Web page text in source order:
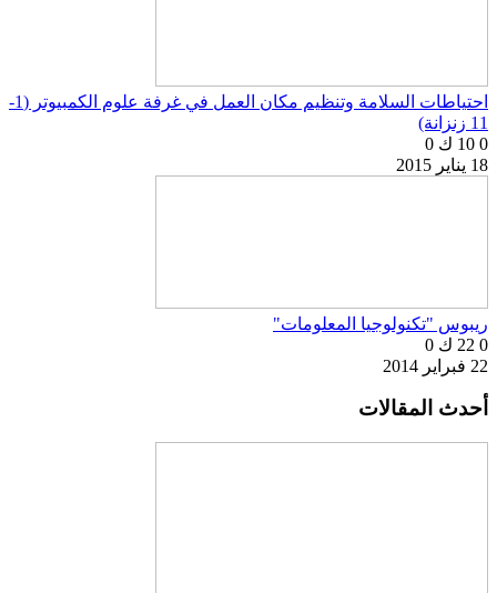
احتياطات السلامة وتنظيم مكان العمل في غرفة علوم الكمبيوتر (1-
11 زنزانة)
0 10 ك
0
18 يناير 2015
ريبوس "تكنولوجيا المعلومات"
0 22 ك
0
22 فبراير 2014
أحدث المقالات